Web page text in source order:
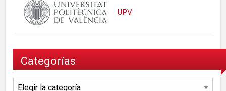
UPV
Categorías
Categorías